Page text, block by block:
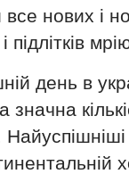
нових і
підлітків
день в
значна